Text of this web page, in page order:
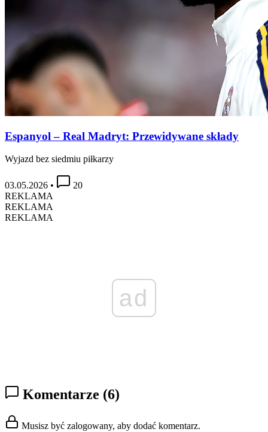
Espanyol – Real Madryt: Przewidywane składy
Wyjazd bez siedmiu piłkarzy
03.05.2026 •
20
REKLAMA
REKLAMA
REKLAMA
ad
Komentarze (6)
Musisz być zalogowany, aby dodać komentarz.